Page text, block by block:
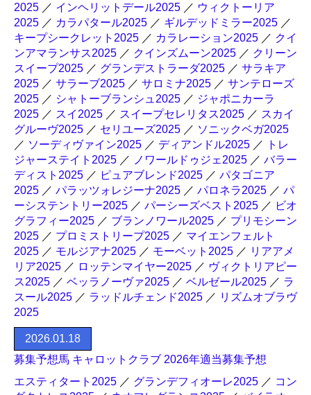
2025 ／ インヘリットデール2025 ／ ウィクトーリア
2025 ／ カラパタール2025 ／ ギルデッドミラー2025 ／
キープシークレット2025 ／ カラレーション2025 ／ クイ
ンアマランサス2025 ／ クインズムーン2025 ／ クリーン
スイープ2025 ／ グランデストラーダ2025 ／ サラキア
2025 ／ サラーブ2025 ／ サロミナ2025 ／ サンテローズ
2025 ／ シャトーブランシュ2025 ／ ジャポニカーラ
2025 ／ スイ2025 ／ スイープセレリタス2025 ／ スカイ
グルーヴ2025 ／ セリユーズ2025 ／ ソニックベガ2025
／ ソーディヴァイン2025 ／ ディアンドル2025 ／
トレ
ジャーステイト2025 ／ ノワールドゥジェ2025 ／ バラー
ディスト2025 ／ ピュアブレンド2025 ／ パタゴニア
2025 ／ パラッツォレジーナ2025 ／ パロネラ2025 ／ パ
ーシステントリー2025 ／ パーシーズベスト2025 ／ ビオ
グラフィー2025 ／ ブランノワール2025 ／ プリモシーン
2025 ／ プロミストリープ2025 ／ マイエンフェルト
2025 ／ モルジアナ2025 ／ モーベット2025 ／ リアアメ
リア2025 ／ ロッテンマイヤー2025 ／ ヴィクトリアピー
ス2025 ／ ベッラノーヴァ2025 ／ ベルゼール2025 ／ ラ
スール2025 ／ ラッドルチェンド2025 ／ リズムオブラヴ
2025
2026.01.18
募集予想馬 キャロットクラブ 2026年適当募集予想
エスティタート2025 ／ グランデフィオーレ2025 ／ コン